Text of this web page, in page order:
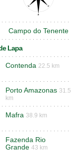
Campo do Tenente
Lapa
Contenda 22.5 km
Porto Amazonas 31.5
km
Mafra 38.9 km
Fazenda Rio
Grande 43 km